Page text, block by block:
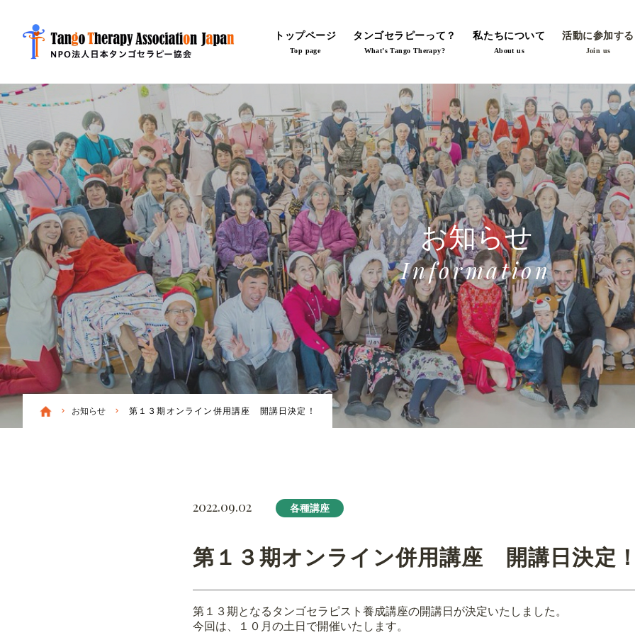
お知らせ
Information
お知らせ 第１３期オンライン併用講座 開講日決定！
トップページ
Top page
タンゴセラピーって？
What’s Tango Therapy?
私たちについて
About us
活動に参加する
Join us
2022.09.02 各種講座
第１３期オンライン併用講座 開講日決定
第１３期となるタンゴセラピスト養成講座の開講日が決定いたしました。
今回は、１０月の土日で開催いたします。